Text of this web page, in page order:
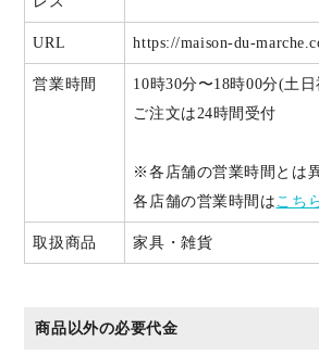
URL https://maison-du-
営業時間
10時30分〜18時00分(土
ご注文は24時間受付
※各店舗の営業時間とは
各店舗の営業時間はこち
取扱商品 家具・雑貨
商品以外の必要代金